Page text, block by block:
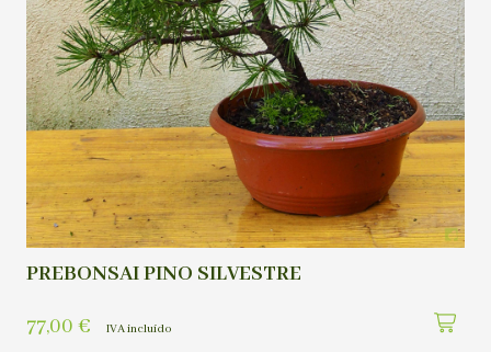
PREBONSAI PINO SILVESTRE
77,00 € IVA incluído